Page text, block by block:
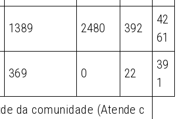
1389 2480 392
42
61
369 0 22
39
1
da comunidade (Atende c